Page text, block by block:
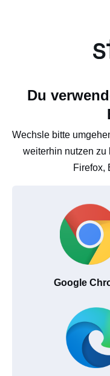
Du
Wechsle bitte
weiterhin nutzen zu
Firefox,
Google